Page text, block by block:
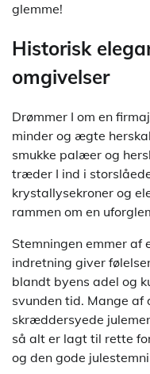
glemme!
Historisk
omgivelser
Drømmer I om en
minder og ægte
smukke palæer og
træder I ind i
krystallysekroner og
rammen om en
Stemningen emmer af
indretning giver
blandt byens adel og
svunden tid. Mange
skræddersyede
så alt er lagt til rette
og den gode